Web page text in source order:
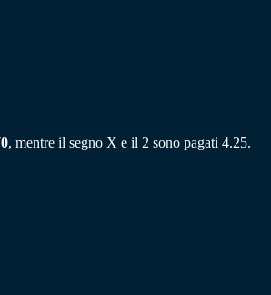
, mentre il segno X e il 2 sono pagati 4.25.